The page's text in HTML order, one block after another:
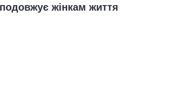
подовжує жінкам життя